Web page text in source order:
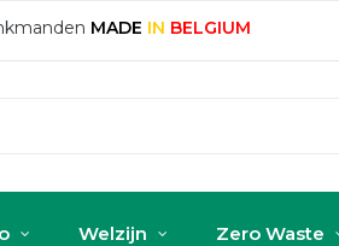
MADE IN BELGIUM
Welzijn Zero Waste